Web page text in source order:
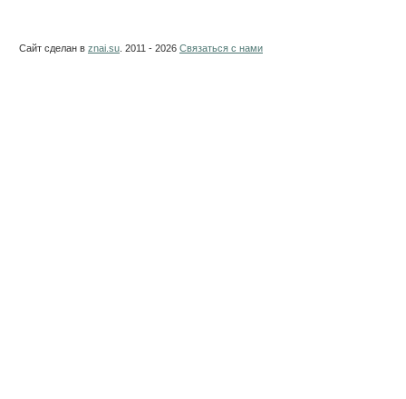
Сайт сделан в znai.su . 2011 - 2026 Связаться с нами